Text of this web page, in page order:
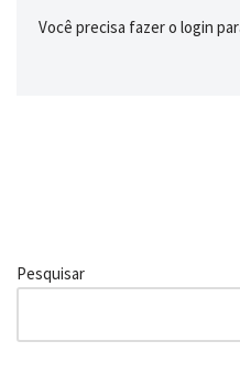
Você precisa fazer o login
Pesquisar